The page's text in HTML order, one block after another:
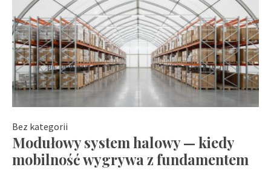
Bez kategorii
Modułowy system halowy — kiedy
mobilność wygrywa z fundamentem